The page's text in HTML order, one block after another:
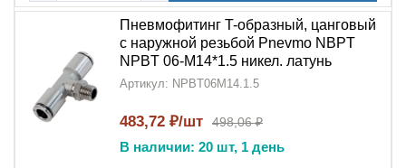
Пневмофитинг T-образный, цанговый
с наружной резьбой Pnevmo NBPT
NPBT 06-M14*1.5 никел. латунь
Артикул: NPBT06M14.1.5
483,72 ₽/шт 498,06 ₽
В наличии: 20 шт, 1 день